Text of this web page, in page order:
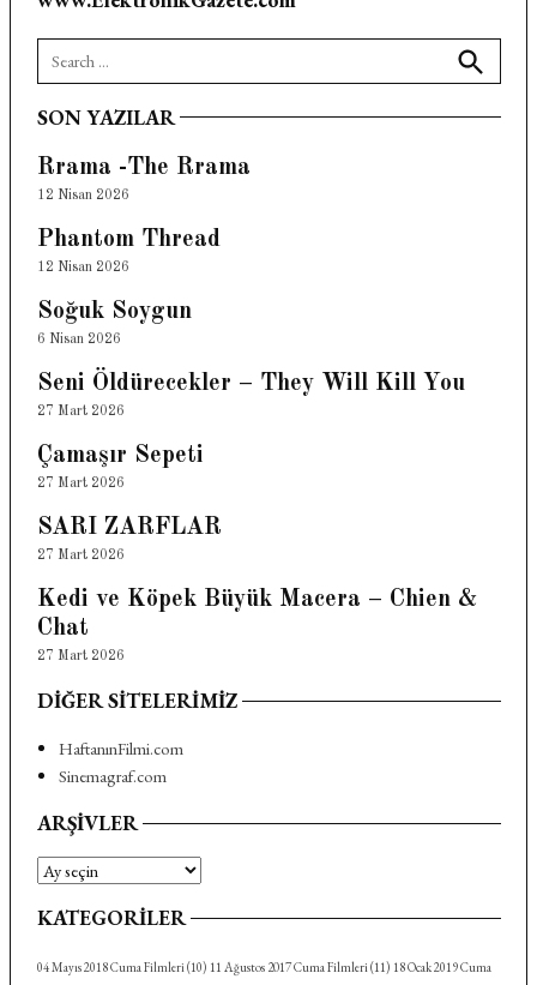
Search
for:
Search
SON YAZILAR
Rrama -The Rrama
12 Nisan 2026
Phantom Thread
12 Nisan 2026
Soğuk Soygun
6 Nisan 2026
Seni Öldürecekler – They Will Kill You
27 Mart 2026
Çamaşır Sepeti
27 Mart 2026
SARI ZARFLAR
27 Mart 2026
Kedi ve Köpek Büyük Macera – Chien &
Chat
27 Mart 2026
DIĞER SITELERIMIZ
HaftanınFilmi.com
Sinemagraf.com
ARŞIVLER
Arşivler
KATEGORILER
04 Mayıs 2018 Cuma Filmleri(10) 11 Ağustos 2017 Cuma Filmleri(11) 18 Ocak 2019 Cuma